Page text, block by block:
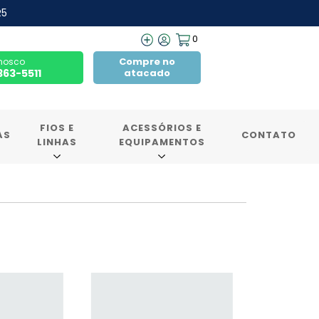
0
5511
Compre no
atacado
FIOS E
LINHAS
ACESSÓRIOS E
EQUIPAMENTOS
CONTATO